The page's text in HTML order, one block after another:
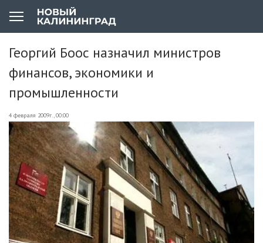
Георгий Боос назначил министров
финансов, экономики и
промышленности
4 февраля 2009г., 00:00